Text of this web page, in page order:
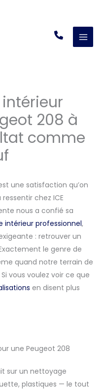
208 à
comme
une satisfaction qu’on
chez ICE
nous a confié sa
intérieur professionnel,
: retrouver un
le genre de
quand notre terrain de
vous voulez voir ce que
en disent plus
une Peugeot 208
sur un nettoyage
plastiques — le tout